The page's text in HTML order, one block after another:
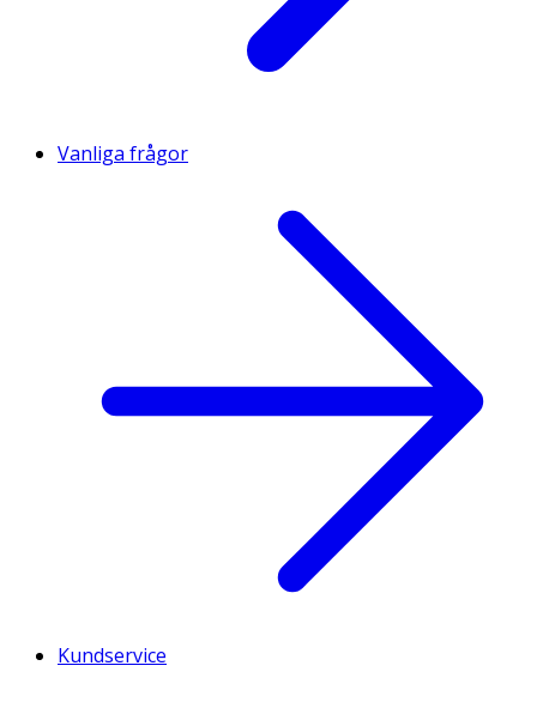
Vanliga frågor
Kundservice